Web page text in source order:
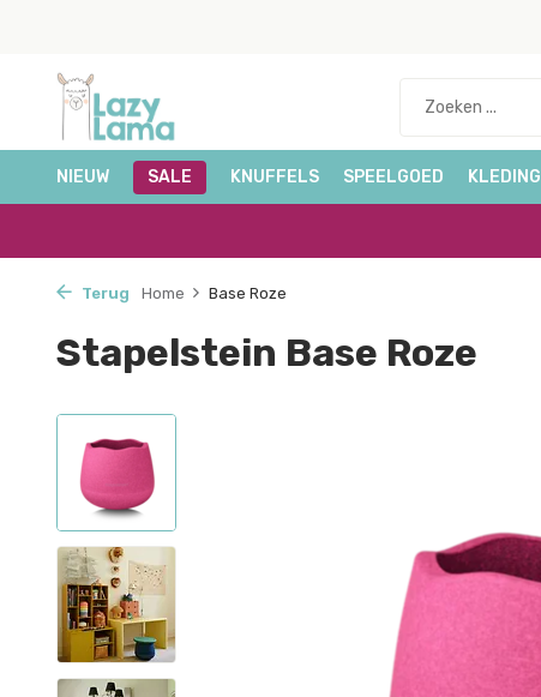
NIEUW SALE KNUFFELS SPEELGOED KLEDING
Terug Home Base Roze
Stapelstein Base Roze